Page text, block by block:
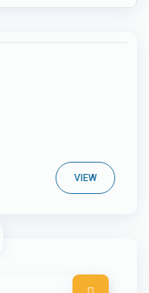
700
VIEW